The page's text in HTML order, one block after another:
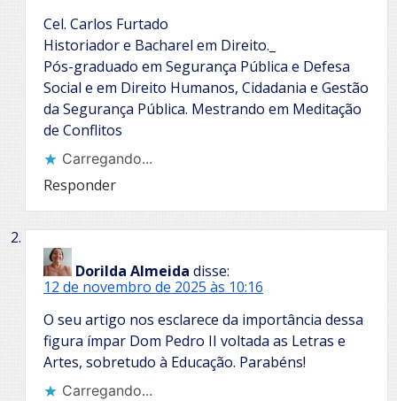
Cel. Carlos Furtado
Historiador e Bacharel em Direito._
Pós-graduado em Segurança Pública e Defesa
Social e em Direito Humanos, Cidadania e Gestão
da Segurança Pública. Mestrando em Meditação
de Conflitos
Carregando...
Responder
Dorilda Almeida disse:
12 de novembro de 2025 às 10:16
O seu artigo nos esclarece da importância dessa
figura ímpar Dom Pedro II voltada as Letras e
Artes, sobretudo à Educação. Parabéns!
Carregando...